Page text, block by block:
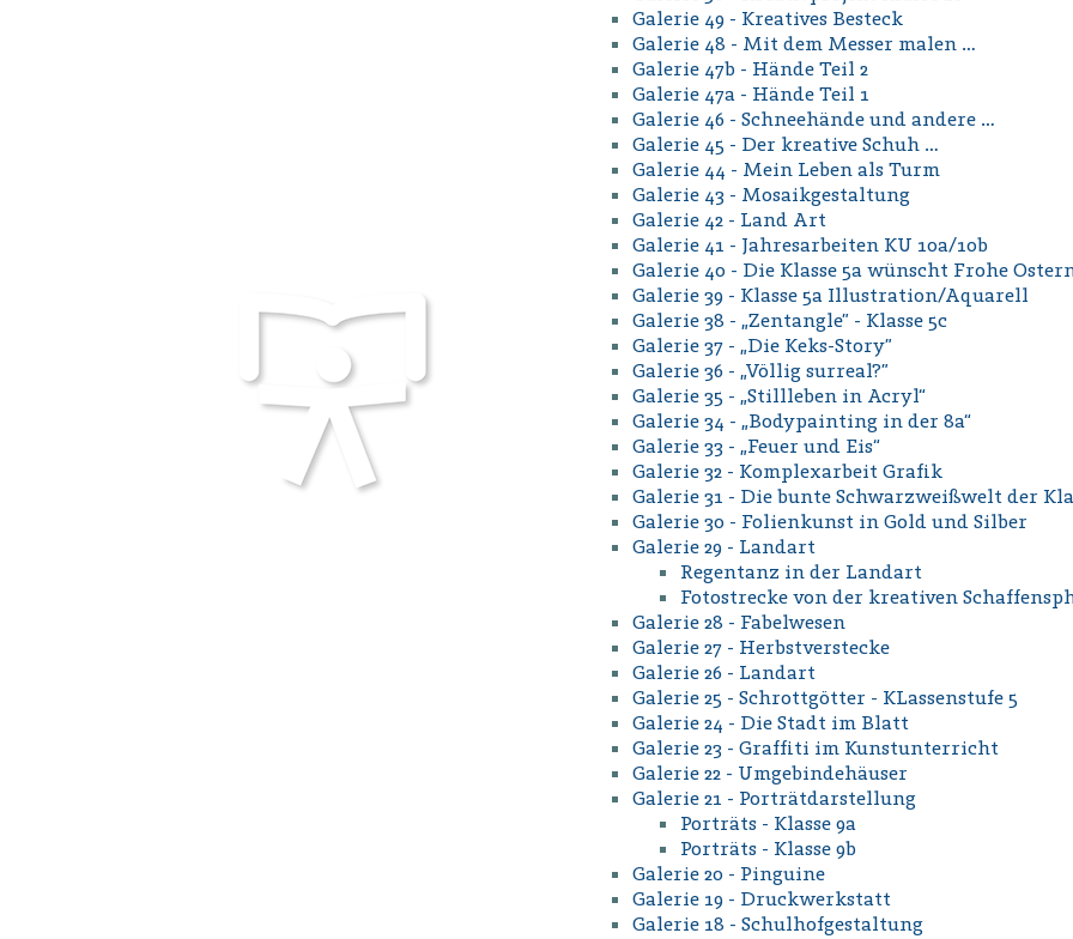
Galerie 49 - Kreatives Besteck
Galerie 48 - Mit dem Messer malen …
Galerie 47b - Hände Teil 2
Galerie 47a - Hände Teil 1
Galerie 46 - Schneehände und andere …
Galerie 45 - Der kreative Schuh …
Galerie 44 - Mein Leben als Turm
Galerie 43 - Mosaikgestaltung
Galerie 42 - Land Art
Galerie 41 - Jahresarbeiten KU 10a/10b
Galerie 40 - Die Klasse 5a wünscht Frohe
Galerie 39 - Klasse 5a Illustration/Aquarell
Galerie 38 - „Zentangle” - Klasse 5c
Galerie 37 - „Die Keks-Story”
Galerie 36 - „Völlig surreal?”
Galerie 35 - „Stillleben in Acryl“
Galerie 34 - „Bodypainting in der 8a“
Galerie 33 - „Feuer und Eis“
Galerie 32 - Komplexarbeit Grafik
Galerie 31 - Die bunte Schwarzweißwelt der
Galerie 30 - Folienkunst in Gold und Silber
Galerie 29 - Landart
Regentanz in der Landart
Fotostrecke von der kreativen
Galerie 28 - Fabelwesen
Galerie 27 - Herbstverstecke
Galerie 26 - Landart
Galerie 25 - Schrottgötter - KLassenstufe 5
Galerie 24 - Die Stadt im Blatt
Galerie 23 - Graffiti im Kunstunterricht
Galerie 22 - Umgebindehäuser
Galerie 21 - Porträtdarstellung
Porträts - Klasse 9a
Porträts - Klasse 9b
Galerie 20 - Pinguine
Galerie 19 - Druckwerkstatt
Galerie 18 - Schulhofgestaltung